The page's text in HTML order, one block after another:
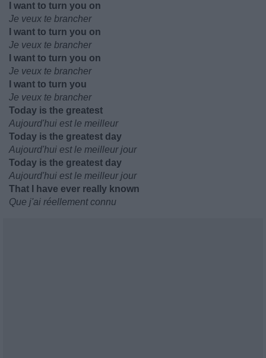
I want to turn you on
Je veux te brancher
I want to turn you on
Je veux te brancher
I want to turn you on
Je veux te brancher
I want to turn you
Je veux te brancher
Today is the greatest
Aujourd'hui est le meilleur
Today is the greatest day
Aujourd'hui est le meilleur jour
Today is the greatest day
Aujourd'hui est le meilleur jour
That I have ever really known
Que j'ai réellement connu